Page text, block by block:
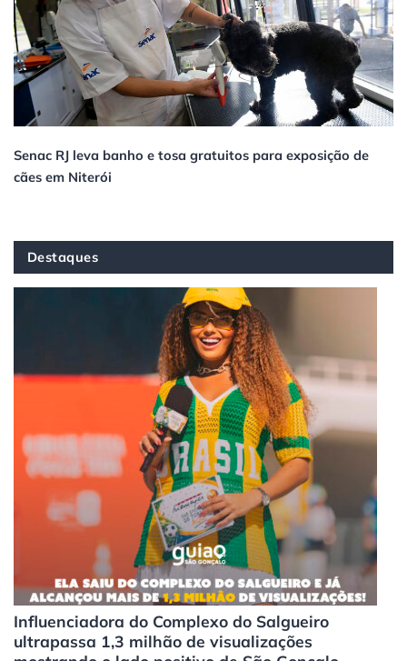
Senac RJ leva banho e tosa gratuitos para exposição de
cães em Niterói
Destaques
Influenciadora do Complexo do Salgueiro
ultrapassa 1,3 milhão de visualizações